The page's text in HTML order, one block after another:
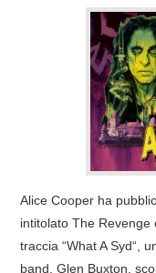
COVER & TRIBUTI
DISCOGRAFIA
LINKS
CONTATTI
Alice Cooper ha
intitolato The Revenge
traccia “What A Syd“,
band, Glen Buxton,